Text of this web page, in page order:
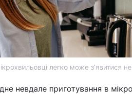
легко може з’явитися
невдале приготування в